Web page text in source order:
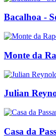
Bacalhoa -
Monte da
Julian
Casa da